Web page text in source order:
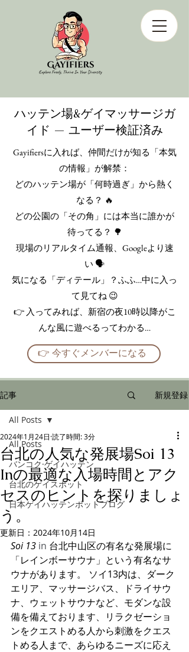
ハッテン場&ゲイマッサージガ
イド — ユーザー検証済み
Gayifiersに入れば、仲間だけが知る「本気
の情報」が解禁：
どのハッテン場が「何時過ぎ」から熱く
なる？ 🔥
どの公園の「その角」には本当に誰かが
待ってる？ 🌳
現場のリアルタイム通報、Googleより速
い 🗣️
気になる「ディテール」？ふふ…中に入っ
て見てね 😉
👉 入ってみれば、新宿の夜10時以降がこ
んな風に遊べるってわかる…
👉 今すぐメンバーになる
記事 新規登録
All Posts
バンコク·ゲイハッテン
台北のゲイスポット
日本ゲイハッテンポットブログ
All Posts
台北の人気な発展場Soi 13
Inの最適な入場時間とアク
セスのヒントを探りましょ
う。
2024年1月24日 読了時間: 3分
更新日： 2024年10月14日
Soi 13 in 台北中山区の有名な発展場に
「レインボーサウナ」という有名なサ
ウナがあります。 ソイ13内は、ダーク
エリア、マッサージバス、ドライサウ
ナ、ウェットサウナなど、モダンな設
備を備えております、リラクゼーショ
ンをクエストめる人から刺激をクエス
トめる人まで、あらゆるニーズに応え